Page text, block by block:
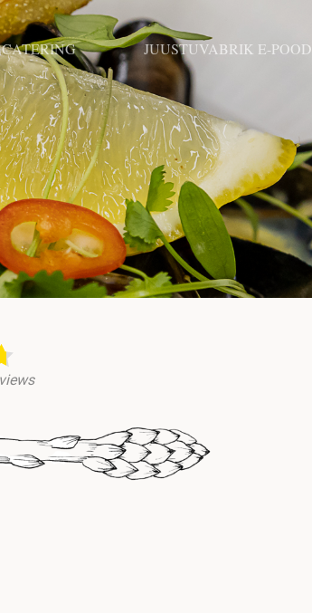
CATERING JUUSTUVABRIK E-POOD